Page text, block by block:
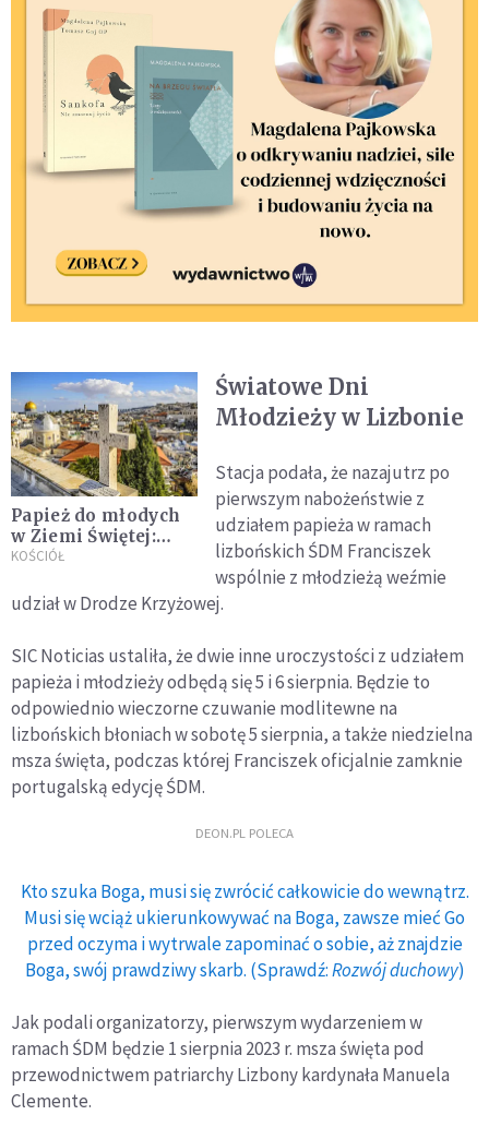
Papież do młodych
w Ziemi Świętej:
bądźcie wierni
KOŚCIÓŁ
Światowe Dni
Młodzieży w Lizbonie
Stacja podała, że nazajutrz po
pierwszym nabożeństwie z
udziałem papieża w ramach
lizbońskich ŚDM Franciszek
wspólnie z młodzieżą weźmie
udział w Drodze Krzyżowej.
SIC Noticias ustaliła, że dwie inne uroczystości z udziałem
papieża i młodzieży odbędą się 5 i 6 sierpnia. Będzie to
odpowiednio wieczorne czuwanie modlitewne na
lizbońskich błoniach w sobotę 5 sierpnia, a także niedzielna
msza święta, podczas której Franciszek oficjalnie zamknie
portugalską edycję ŚDM.
DEON.PL POLECA
Kto szuka Boga, musi się zwrócić całkowicie do wewnątrz.
Musi się wciąż ukierunkowywać na Boga, zawsze mieć Go
przed oczyma i wytrwale zapominać o sobie, aż znajdzie
Boga, swój prawdziwy skarb. (Sprawdź:Rozwój duchowy)
Jak podali organizatorzy, pierwszym wydarzeniem w
ramach ŚDM będzie 1 sierpnia 2023 r. msza święta pod
przewodnictwem patriarchy Lizbony kardynała Manuela
Clemente.